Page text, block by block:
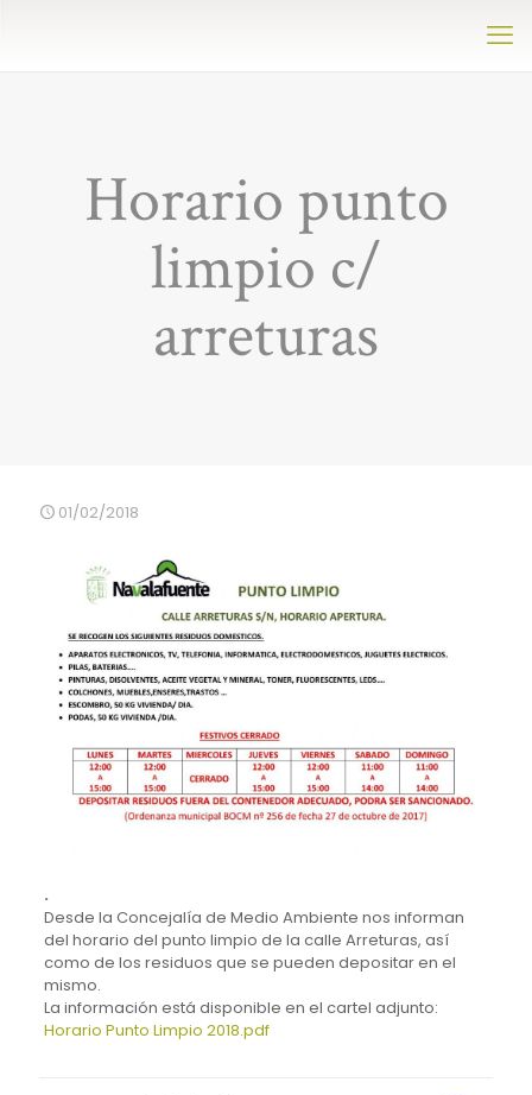
Horario punto
limpio c/
arreturas
01/02/2018
.
Desde la Concejalía de Medio Ambiente nos informan
del horario del punto limpio de la calle Arreturas, así
como de los residuos que se pueden depositar en el
mismo.
La información está disponible en el cartel adjunto:
Horario Punto Limpio 2018.pdf